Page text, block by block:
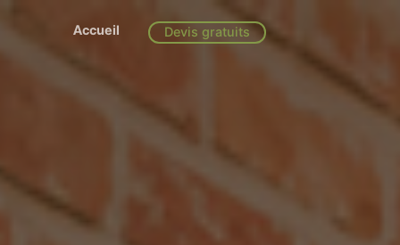
Accueil Devis gratuits